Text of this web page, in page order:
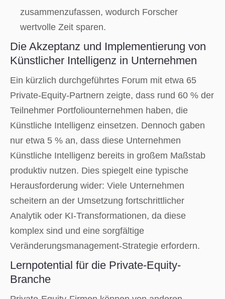
zusammenzufassen, wodurch Forscher
wertvolle Zeit sparen.
Die Akzeptanz und Implementierung von
Künstlicher Intelligenz in Unternehmen
Ein kürzlich durchgeführtes Forum mit etwa 65
Private-Equity-Partnern zeigte, dass rund 60 % der
Teilnehmer Portfoliounternehmen haben, die
Künstliche Intelligenz einsetzen. Dennoch gaben
nur etwa 5 % an, dass diese Unternehmen
Künstliche Intelligenz bereits in großem Maßstab
produktiv nutzen. Dies spiegelt eine typische
Herausforderung wider: Viele Unternehmen
scheitern an der Umsetzung fortschrittlicher
Analytik oder KI-Transformationen, da diese
komplex sind und eine sorgfältige
Veränderungsmanagement-Strategie erfordern.
Lernpotential für die Private-Equity-
Branche